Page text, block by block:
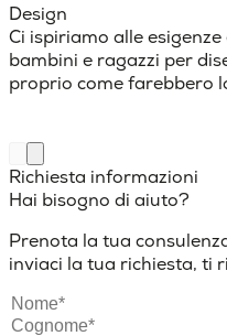
Design
Ci ispiriamo alle
bambini e ragazzi per
proprio come farebbero
Richiesta informazioni
Hai bisogno di aiuto?
Prenota la tua
inviaci la tua richiesta, ti